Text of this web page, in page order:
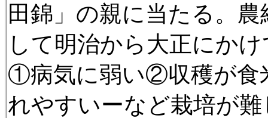
田錦」の親に当たる。
して明治から大正にか
①病気に弱い②収穫が食
れやすいーなど栽培が